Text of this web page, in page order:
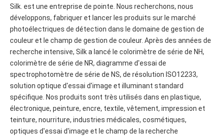
Silk. est une entreprise de pointe. Nous recherchons, nous
développons, fabriquer et lancer les produits sur le marché
photoélectriques de détection dans le domaine de gestion de
couleur et le champ de gestion de couleur. Après des années de
recherche intensive, Silk a lancé le colorimètre de série de NH,
colorimètre de série de NR, diagramme d'essai de
spectrophotomètre de série de NS, de résolution ISO12233,
solution optique d'essai d'image et illuminant standard
spécifique. Nos produits sont très utilisés dans en plastique,
électronique, peinture, encre, textile, vêtement, impression et
teinture, nourriture, industries médicales, cosmétiques,
optiques d'essai d'image et le champ de la recherche